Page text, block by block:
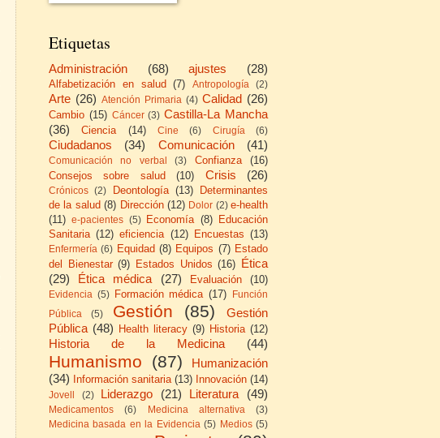
Etiquetas
Administración (68) ajustes (28)
Alfabetización en salud (7) Antropología (2)
Arte (26) Atención Primaria (4) Calidad (26)
Cambio (15) Cáncer (3) Castilla-La Mancha
(36)
Ciencia (14) Cine (6) Cirugía (6)
Ciudadanos (34) Comunicación (41)
Comunicación no verbal (3) Confianza
(16)
Consejos sobre salud
(10) Crisis (26)
Crónicos (2) Deontología (13)
Determinantes
de la salud (8) Dirección (12) Dolor (2) e-health
(11)
e-pacientes (5) Economía (8)
Educación
Sanitaria (12) eficiencia (12) Encuestas (13)
Enfermería (6) Equidad (8) Equipos (7) Estado
del Bienestar (9) Estados Unidos (16) Ética
(29)
Ética médica (27) Evaluación (10)
Evidencia (5) Formación médica (17)
Función
Pública
(5) Gestión (85)
Gestión
Pública (48) Health literacy (9) Historia (12)
Historia de la Medicina (44)
Humanismo (87)
Humanización
(34) Información sanitaria (13) Innovación (14)
Jovell (2) Liderazgo (21) Literatura (49)
Medicamentos (6) Medicina alternativa
(3)
Medicina basada en la Evidencia (5) Medios (5)